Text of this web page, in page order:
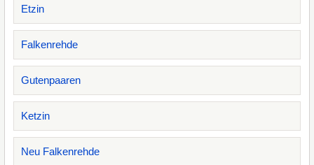
Etzin
Falkenrehde
Gutenpaaren
Ketzin
Neu Falkenrehde